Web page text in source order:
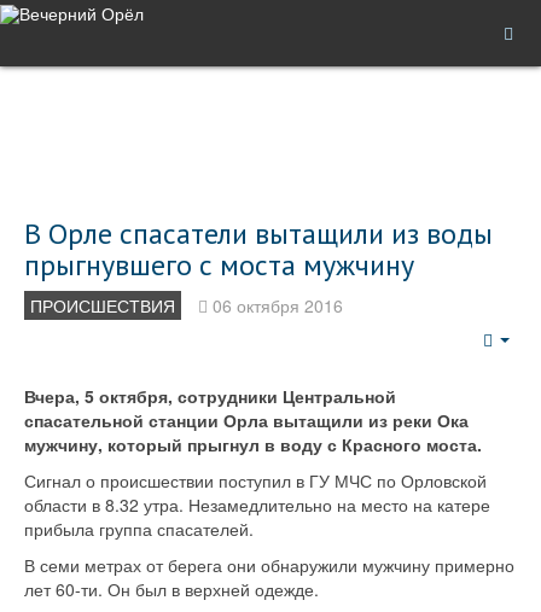
В Орле спасатели вытащили из воды
прыгнувшего с моста мужчину
ПРОИСШЕСТВИЯ 06 октября 2016
Вчера, 5 октября, сотрудники Центральной
спасательной станции Орла вытащили из реки Ока
мужчину, который прыгнул в воду с Красного моста.
Сигнал о происшествии поступил в ГУ МЧС по Орловской
области в 8.32 утра. Незамедлительно на место на катере
прибыла группа спасателей.
В семи метрах от берега они обнаружили мужчину примерно
лет 60-ти. Он был в верхней одежде.